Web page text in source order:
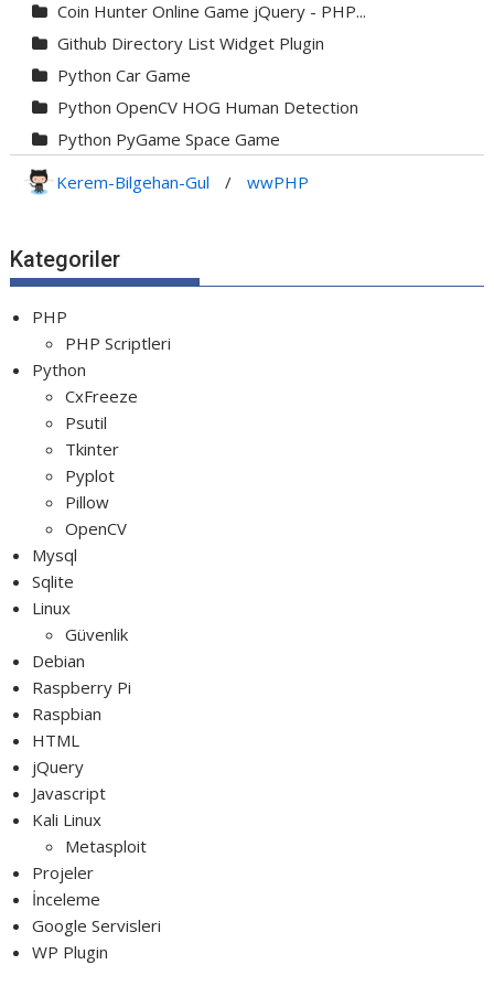
Coin Hunter Online Game jQuery - PHP...
Github Directory List Widget Plugin
Python Car Game
Python OpenCV HOG Human Detection
Python PyGame Space Game
Python Transparent Proxy Server
Kerem-Bilgehan-Gul / wwPHP
Kategoriler
PHP
PHP Scriptleri
Python
CxFreeze
Psutil
Tkinter
Pyplot
Pillow
OpenCV
Mysql
Sqlite
Linux
Güvenlik
Debian
Raspberry Pi
Raspbian
HTML
jQuery
Javascript
Kali Linux
Metasploit
Projeler
İnceleme
Google Servisleri
WP Plugin